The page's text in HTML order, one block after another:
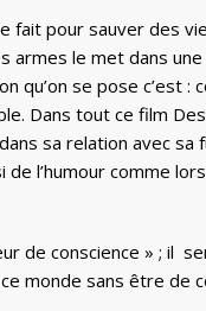
fait pour sauver des
armes le met dans
qu’on se pose c’est :
Dans tout ce film
sa relation avec sa
l’humour comme
de conscience » ; il
monde sans être de